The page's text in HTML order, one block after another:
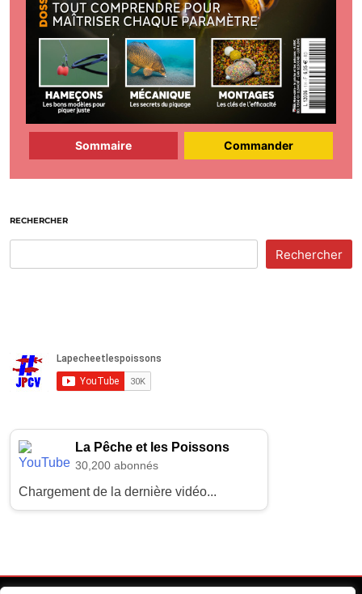
Sommaire Commander
RECHERCHER
Rechercher
La Pêche et les Poissons
30,200 abonnés
Chargement de la dernière vidéo...